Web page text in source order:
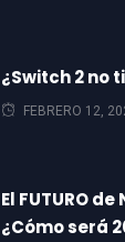
¿Switch 2 no
FEBRERO 12,
El FUTURO de
¿Cómo será